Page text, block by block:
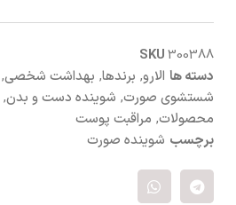
SKU300388
دسته ها الارو, برندها, بهداشت شخصی,
شستشوی صورت, شوینده دست و بدن,
محصولات, مراقبت پوست
برچسب شوینده صورت